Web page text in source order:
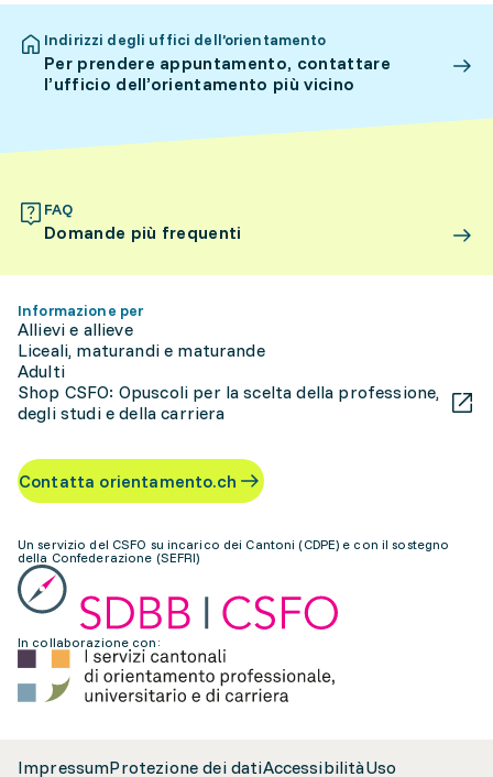
Indirizzi degli uffici dell’orientamento
Per prendere appuntamento, contattare
l’ufficio dell’orientamento più vicino
FAQ
Domande più frequenti
Informazione per
Allievi e allieve
Liceali, maturandi e maturande
Adulti
Shop CSFO: Opuscoli per la scelta della professione,
degli studi e della carriera
Contatta orientamento.ch
Un servizio del CSFO su incarico dei Cantoni (CDPE) e con il sostegno
della Confederazione (SEFRI)
In collaborazione con:
ImpressumProtezione dei datiAccessibilitàUso